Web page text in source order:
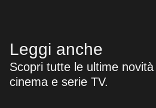
Leggi anche
Scopri tutte le ultime novità
cinema e serie TV.